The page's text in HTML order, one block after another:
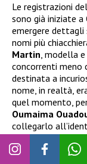
Le registrazioni
sono già iniziate a
emergere dettagli
nomi più
Martin, modella
concorrenti meno
destinata a
nome, in realtà,
quel momento,
Oumaima
collegarlo
successivamente
creator